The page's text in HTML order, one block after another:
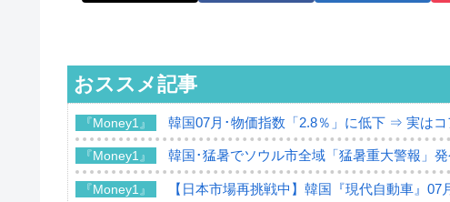
おススメ記事
『Money1』 韓国07月･物価指数「2.8％」に低下 ⇒ 実はコ
『Money1』 韓国･猛暑でソウル市全域「猛暑重大警報」
『Money1』
【日本市場再挑戦中】韓国『現代自動車』